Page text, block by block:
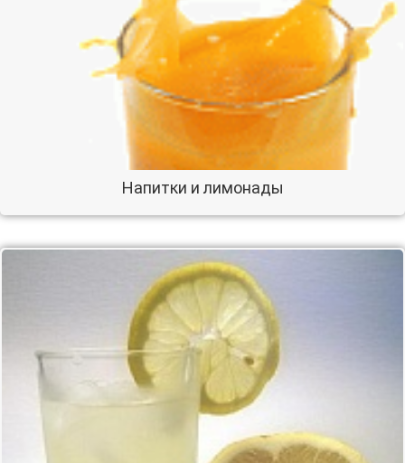
Напитки и лимонады